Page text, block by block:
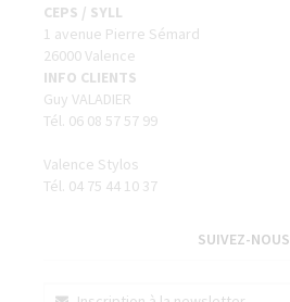
CEPS / SYLL
1 avenue Pierre Sémard
26000 Valence
INFO CLIENTS
Guy VALADIER
Tél. 06 08 57 57 99
Valence Stylos
Tél. 04 75 44 10 37
SUIVEZ-NOUS